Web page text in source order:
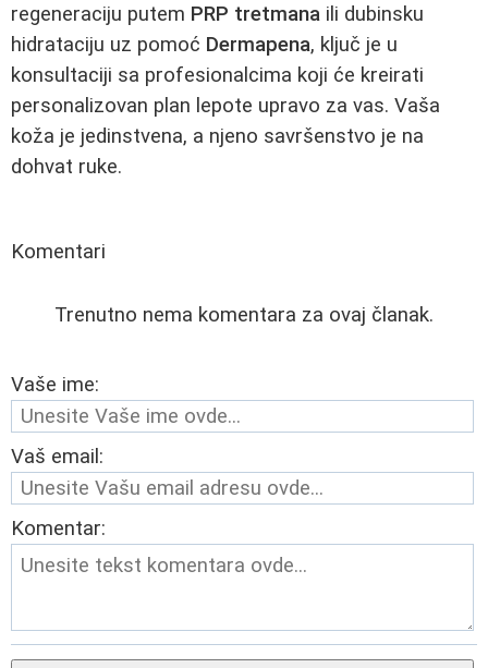
regeneraciju putem PRP tretmana ili dubinsku
hidrataciju uz pomoć Dermapena, ključ je u
konsultaciji sa profesionalcima koji će kreirati
personalizovan plan lepote upravo za vas. Vaša
koža je jedinstvena, a njeno savršenstvo je na
dohvat ruke.
Komentari
Trenutno nema komentara za ovaj članak.
Vaše ime:
Vaš email:
Komentar: